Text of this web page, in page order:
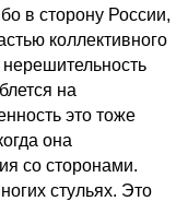
в сторону России,
коллективного
на
это тоже
она
со сторонами.
стульях. Это